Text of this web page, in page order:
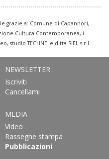
grazie a: Comune di Capannori,
Cultura Contemporanea, i
studio TECHNE' e ditta SIEL s.r.l.
NEWSLETTER
Iscriviti
Cancellami
MEDIA
Video
Rassegne stampa
Pubblicazioni